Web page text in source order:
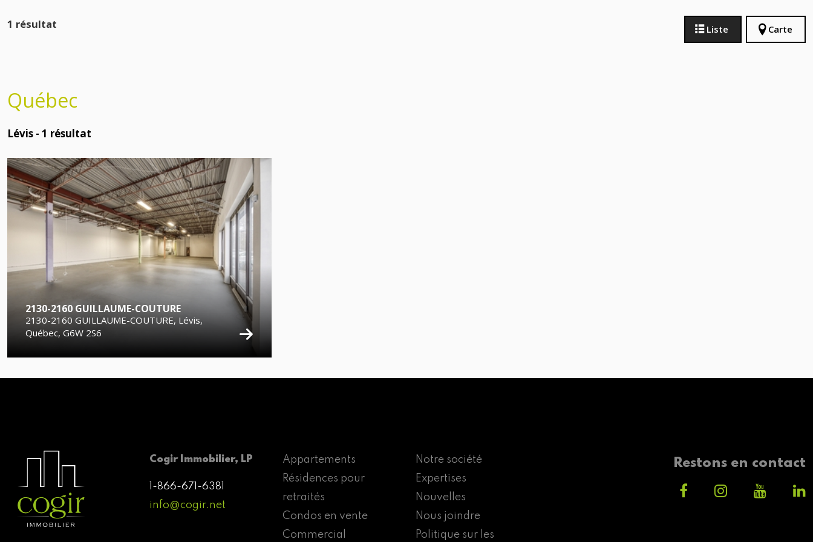
1 résultat Liste Carte
Québec
Lévis - 1 résultat
2130-2160 GUILLAUME-COUTURE
2130-2160 GUILLAUME-COUTURE, Lévis,
Québec, G6W 2S6
Cogir Immobilier, LP
1-866-671-6381
info@cogir.net
Appartements
Résidences pour
retraités
Condos en vente
Commercial
Notre société
Expertises
Nouvelles
Nous joindre
Politique sur les
Restons en contact